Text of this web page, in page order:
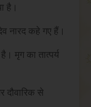
है।
नारद कहे गए हैं।
मृग का तात्पर्य
दौवारिक से